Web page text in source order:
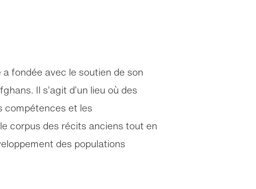
a fondée avec le soutien de son
Il s’agit d’un lieu où des
compétences et les
corpus des récits anciens tout en
des populations